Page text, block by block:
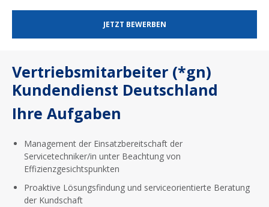
JETZT BEWERBEN
Vertriebsmitarbeiter (*gn)
Kundendienst Deutschland
Ihre Aufgaben
Management der Einsatzbereitschaft der
Servicetechniker/in unter Beachtung von
Effizienzgesichtspunkten
Proaktive Lösungsfindung und serviceorientierte Beratung
der Kundschaft